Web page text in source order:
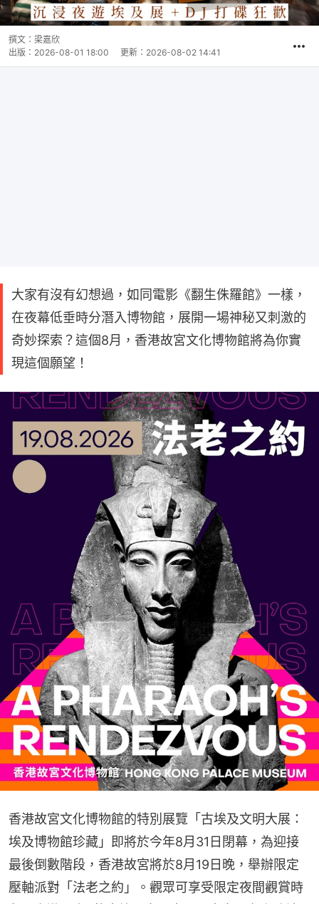
撰文： 梁嘉欣
出版： 2026-08-01 18:00 更新： 2026-08-02 14:41
大家有沒有幻想過，如同電影《翻生侏羅館》一樣，
在夜幕低垂時分潛入博物館，展開一場神秘又刺激的
奇妙探索？這個8月，香港故宮文化博物館將為你實
現這個願望！
香港故宮文化博物館的特別展覽「古埃及文明大展：
埃及博物館珍藏」即將於今年8月31日閉幕，為迎接
最後倒數階段，香港故宮將於8月19日晚，舉辦限定
壓軸派對「法老之約」。觀眾可享受限定夜間觀賞時